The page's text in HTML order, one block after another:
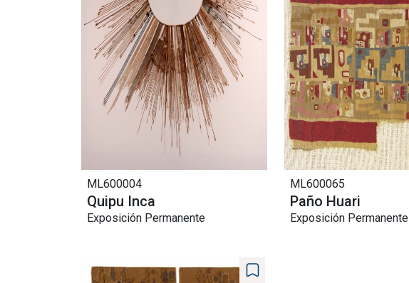
ML600004
Quipu Inca
Exposición Permanente
ML600065
Paño Huari
Exposición Permanente